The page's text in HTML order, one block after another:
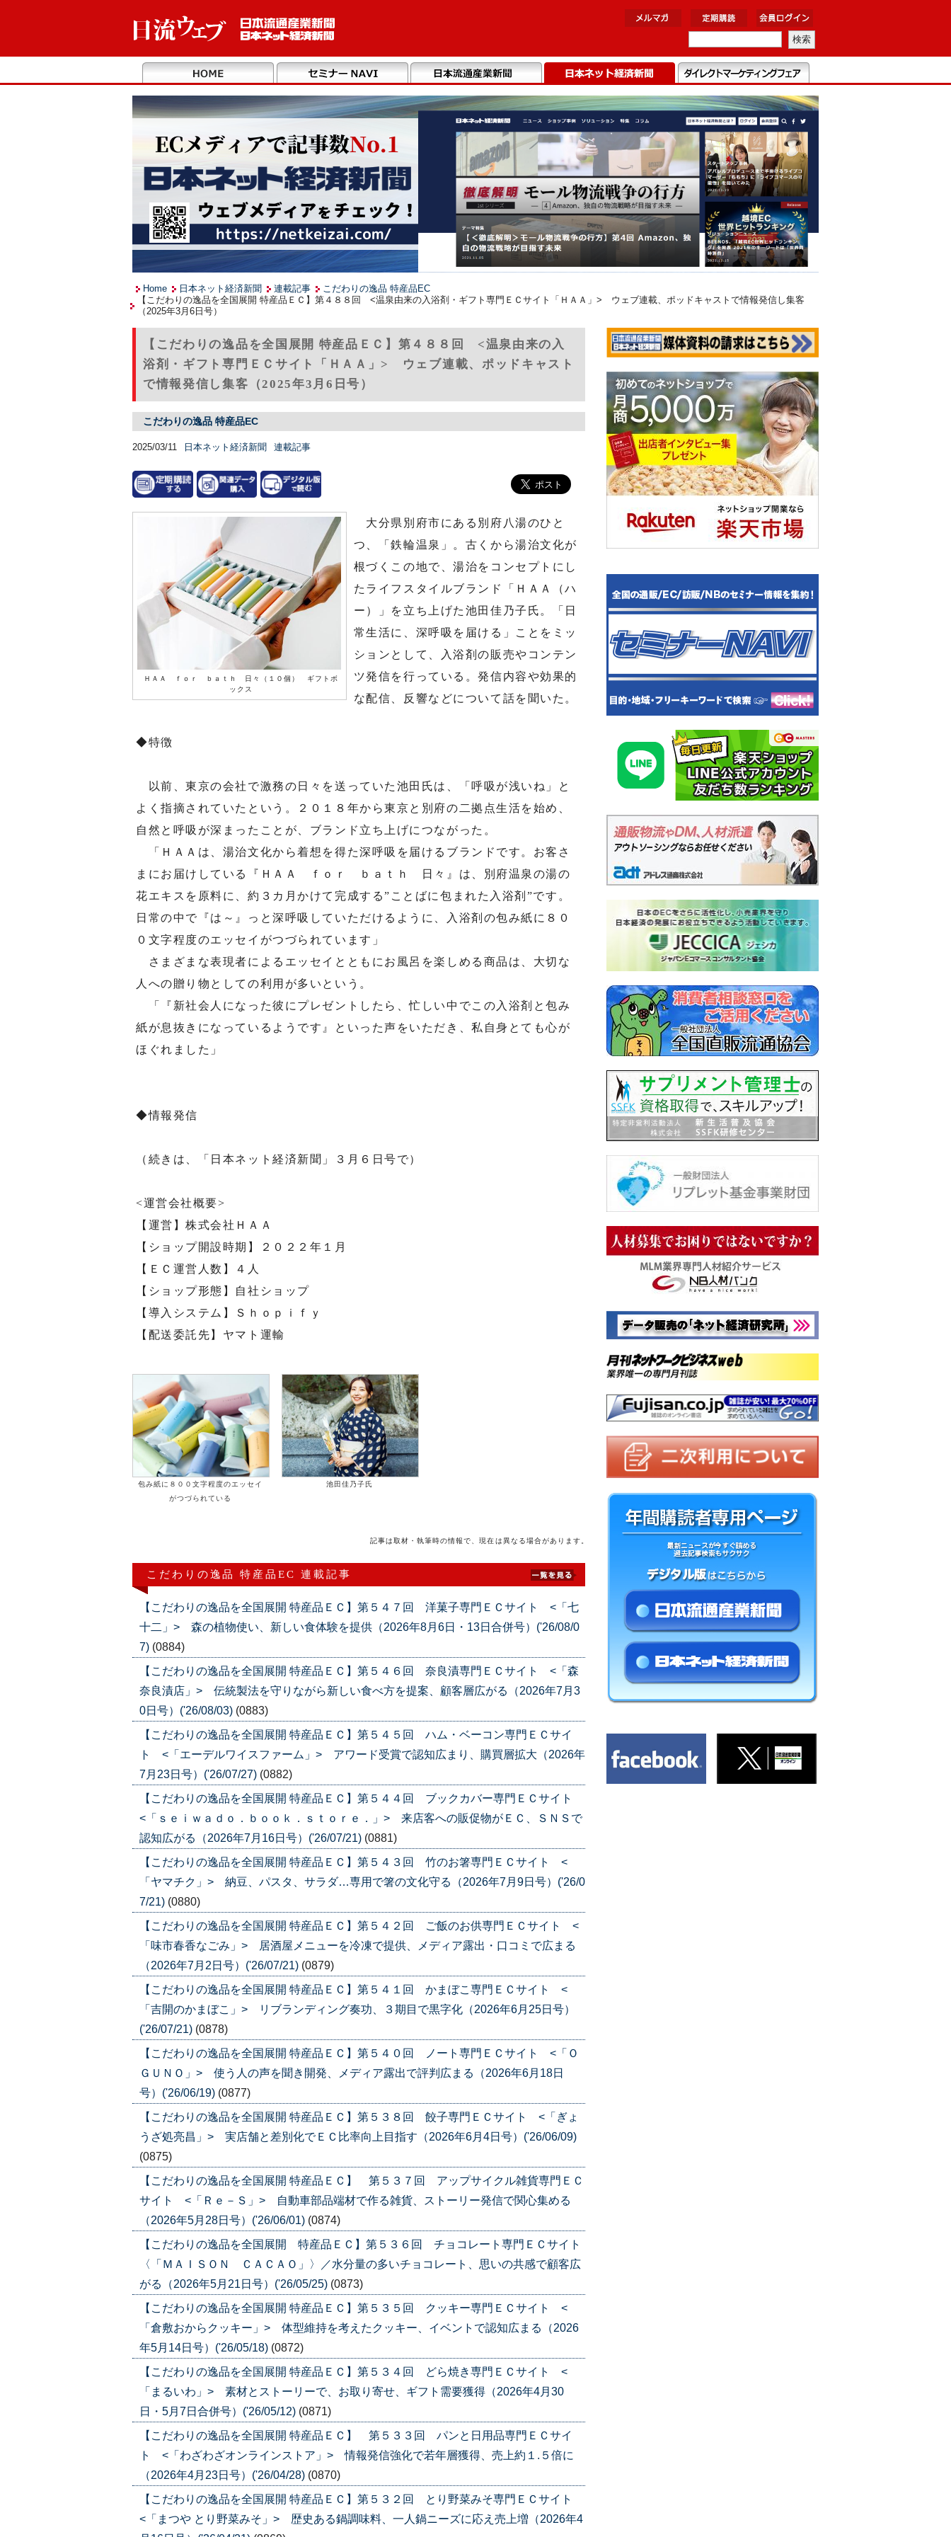
Home 日本ネット経済新聞 連載記事
こだわりの逸品 特産品EC
【こだわりの逸品を全国展開 特産品ＥＣ】第４８８回 <温泉由来の入浴剤・ギフト専門ＥＣサイト「ＨＡＡ」> ウェブ連載、ポッドキャストで情報発信し集客
（2025年3月6日号）
【こだわりの逸品を全国展開 特産品ＥＣ】第４８８回 <温泉由来の入
浴剤・ギフト専門ＥＣサイト「ＨＡＡ」> ウェブ連載、ポッドキャスト
で情報発信し集客（2025年3月6日号）
こだわりの逸品 特産品EC
2025/03/11 日本ネット経済新聞 連載記事
ＨＡＡ ｆｏｒ ｂａｔｈ 日々（１０個） ギフトボ
ックス
大分県別府市にある別府八湯のひと
つ、「鉄輪温泉」。古くから湯治文化が
根づくこの地で、湯治をコンセプトにし
たライフスタイルブランド「ＨＡＡ（ハ
ー）」を立ち上げた池田佳乃子氏。「日
常生活に、深呼吸を届ける」ことをミッ
ションとして、入浴剤の販売やコンテン
ツ発信を行っている。発信内容や効果的
な配信、反響などについて話を聞いた。
◆特徴
以前、東京の会社で激務の日々を送っていた池田氏は、「呼吸が浅いね」と
よく指摘されていたという。２０１８年から東京と別府の二拠点生活を始め、
自然と呼吸が深まったことが、ブランド立ち上げにつながった。
「ＨＡＡは、湯治文化から着想を得た深呼吸を届けるブランドです。お客さ
まにお届けしている『ＨＡＡ ｆｏｒ ｂａｔｈ 日々』は、別府温泉の湯の
花エキスを原料に、約３カ月かけて完成する”ことばに包まれた入浴剤”です。
日常の中で『は～』っと深呼吸していただけるように、入浴剤の包み紙に８０
０文字程度のエッセイがつづられています」
さまざまな表現者によるエッセイとともにお風呂を楽しめる商品は、大切な
人への贈り物としての利用が多いという。
「『新社会人になった彼にプレゼントしたら、忙しい中でこの入浴剤と包み
紙が息抜きになっているようです』といった声をいただき、私自身とても心が
ほぐれました」
◆情報発信
（続きは、「日本ネット経済新聞」３月６日号で）
<運営会社概要>
【運営】株式会社ＨＡＡ
【ショップ開設時期】２０２２年１月
【ＥＣ運営人数】４人
【ショップ形態】自社ショップ
【導入システム】Ｓｈｏｐｉｆｙ
【配送委託先】ヤマト運輸
包み紙に８００文字程度のエッセイ
がつづられている
池田佳乃子氏
記事は取材・執筆時の情報で、現在は異なる場合があります。
こだわりの逸品 特産品EC 連載記事
【こだわりの逸品を全国展開 特産品ＥＣ】第５４７回 洋菓子専門ＥＣサイト <「七
十二」> 森の植物使い、新しい食体験を提供（2026年8月6日・13日合併号）('26/08/0
7) (0884)
【こだわりの逸品を全国展開 特産品ＥＣ】第５４６回 奈良漬専門ＥＣサイト <「森
奈良漬店」> 伝統製法を守りながら新しい食べ方を提案、顧客層広がる（2026年7月3
0日号）('26/08/03) (0883)
【こだわりの逸品を全国展開 特産品ＥＣ】第５４５回 ハム・ベーコン専門ＥＣサイ
ト <「エーデルワイスファーム」> アワード受賞で認知広まり、購買層拡大（2026年
7月23日号）('26/07/27) (0882)
【こだわりの逸品を全国展開 特産品ＥＣ】第５４４回 ブックカバー専門ＥＣサイト
<「ｓｅｉｗａｄｏ．ｂｏｏｋ．ｓｔｏｒｅ．」> 来店客への販促物がＥＣ、ＳＮＳで
認知広がる（2026年7月16日号）('26/07/21) (0881)
【こだわりの逸品を全国展開 特産品ＥＣ】第５４３回 竹のお箸専門ＥＣサイト <
「ヤマチク」> 納豆、パスタ、サラダ…専用で箸の文化守る（2026年7月9日号）('26/0
7/21) (0880)
【こだわりの逸品を全国展開 特産品ＥＣ】第５４２回 ご飯のお供専門ＥＣサイト <
「味市春香なごみ」> 居酒屋メニューを冷凍で提供、メディア露出・口コミで広まる
（2026年7月2日号）('26/07/21) (0879)
【こだわりの逸品を全国展開 特産品ＥＣ】第５４１回 かまぼこ専門ＥＣサイト <
「吉開のかまぼこ」> リブランディング奏功、３期目で黒字化（2026年6月25日号）
('26/07/21) (0878)
【こだわりの逸品を全国展開 特産品ＥＣ】第５４０回 ノート専門ＥＣサイト <「Ｏ
ＧＵＮＯ」> 使う人の声を聞き開発、メディア露出で評判広まる（2026年6月18日
号）('26/06/19) (0877)
【こだわりの逸品を全国展開 特産品ＥＣ】第５３８回 餃子専門ＥＣサイト <「ぎょ
うざ処亮昌」> 実店舗と差別化でＥＣ比率向上目指す（2026年6月4日号）('26/06/09)
(0875)
【こだわりの逸品を全国展開 特産品ＥＣ】 第５３７回 アップサイクル雑貨専門ＥＣ
サイト <「Ｒｅ－Ｓ」> 自動車部品端材で作る雑貨、ストーリー発信で関心集める
（2026年5月28日号）('26/06/01) (0874)
【こだわりの逸品を全国展開 特産品ＥＣ】第５３６回 チョコレート専門ＥＣサイト
〈「ＭＡＩＳＯＮ ＣＡＣＡＯ」〉／水分量の多いチョコレート、思いの共感で顧客広
がる（2026年5月21日号）('26/05/25) (0873)
【こだわりの逸品を全国展開 特産品ＥＣ】第５３５回 クッキー専門ＥＣサイト <
「倉敷おからクッキー」> 体型維持を考えたクッキー、イベントで認知広まる（2026
年5月14日号）('26/05/18) (0872)
【こだわりの逸品を全国展開 特産品ＥＣ】第５３４回 どら焼き専門ＥＣサイト <
「まるいわ」> 素材とストーリーで、お取り寄せ、ギフト需要獲得（2026年4月30
日・5月7日合併号）('26/05/12) (0871)
【こだわりの逸品を全国展開 特産品ＥＣ】 第５３３回 パンと日用品専門ＥＣサイ
ト <「わざわざオンラインストア」> 情報発信強化で若年層獲得、売上約１.５倍に
（2026年4月23日号）('26/04/28) (0870)
【こだわりの逸品を全国展開 特産品ＥＣ】第５３２回 とり野菜みそ専門ＥＣサイト
<「まつや とり野菜みそ」> 歴史ある鍋調味料、一人鍋ニーズに応え売上増（2026年4